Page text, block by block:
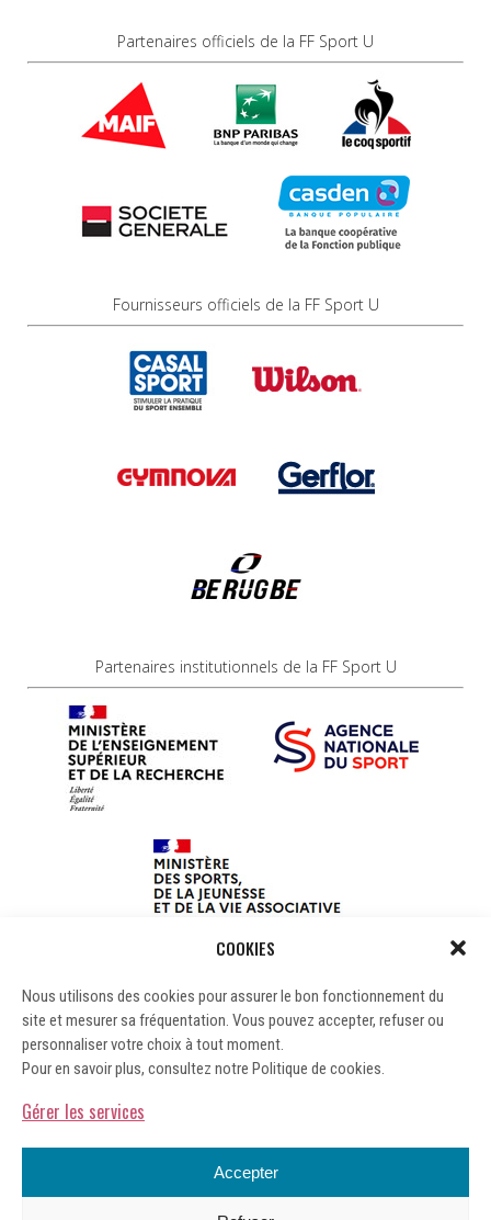
COOKIES
Nous utilisons des cookies pour assurer le bon fonctionnement du
site et mesurer sa fréquentation. Vous pouvez accepter, refuser ou
personnaliser votre choix à tout moment.
Pour en savoir plus, consultez notre Politique de cookies.
Gérer les services
Accepter
Partenaires officiels de la FF Sport U
Fournisseurs officiels de la FF Sport U
Partenaires institutionnels de la FF Sport U